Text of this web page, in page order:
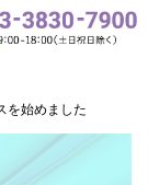
を始めました